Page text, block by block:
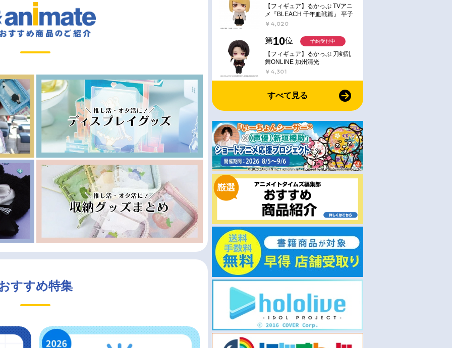
すすめ特集
【フィギュア】るかっぷ TVアニ
メ『BLEACH 千年血戦篇』 平子
真子
￥4,020
第10位
【フィギュア】るかっぷ 刀剣乱
舞ONLINE 加州清光
￥4,301
予約受付中
すべて見る